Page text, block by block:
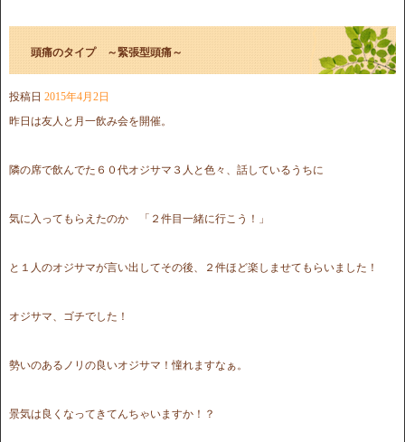
頭痛のタイプ ～緊張型頭痛～
投稿日 2015年4月2日
昨日は友人と月一飲み会を開催。
隣の席で飲んでた６０代オジサマ３人と色々、話しているうちに
気に入ってもらえたのか 「２件目一緒に行こう！」
と１人のオジサマが言い出してその後、２件ほど楽しませてもらいました！
オジサマ、ゴチでした！
勢いのあるノリの良いオジサマ！憧れますなぁ。
景気は良くなってきてんちゃいますか！？